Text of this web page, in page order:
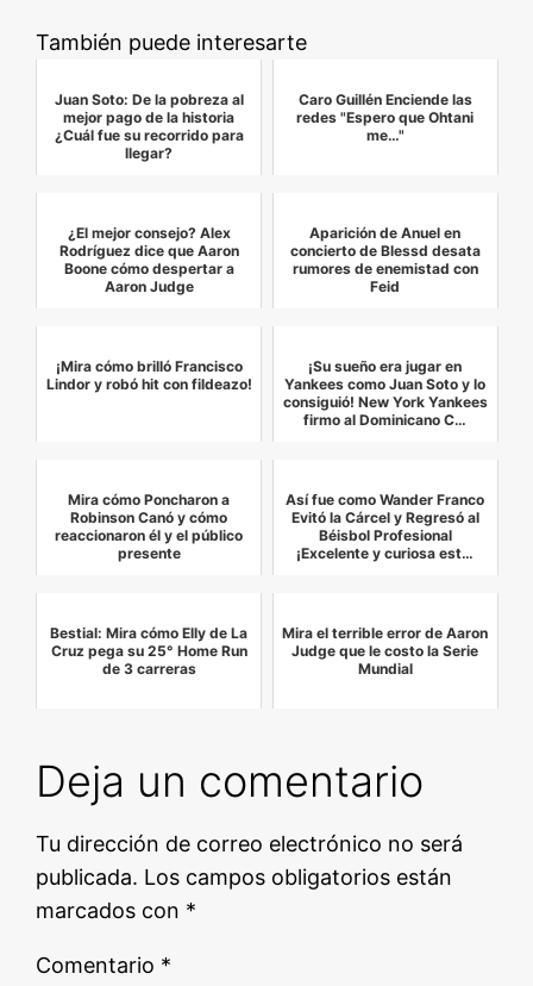
También puede interesarte
Juan Soto: De la pobreza al
mejor pago de la historia
¿Cuál fue su recorrido para
llegar?
Caro Guillén Enciende las
redes "Espero que Ohtani
me…"
¿El mejor consejo? Alex
Rodríguez dice que Aaron
Boone cómo despertar a
Aaron Judge
Aparición de Anuel en
concierto de Blessd desata
rumores de enemistad con
Feid
¡Mira cómo brilló Francisco
Lindor y robó hit con fildeazo!
¡Su sueño era jugar en
Yankees como Juan Soto y lo
consiguió! New York Yankees
firmo al Dominicano C…
Mira cómo Poncharon a
Robinson Canó y cómo
reaccionaron él y el público
presente
Así fue como Wander Franco
Evitó la Cárcel y Regresó al
Béisbol Profesional
¡Excelente y curiosa est…
Bestial: Mira cómo Elly de La
Cruz pega su 25° Home Run
de 3 carreras
Mira el terrible error de Aaron
Judge que le costo la Serie
Mundial
Deja un comentario
Tu dirección de correo electrónico no será
publicada. Los campos obligatorios están
marcados con *
Comentario *